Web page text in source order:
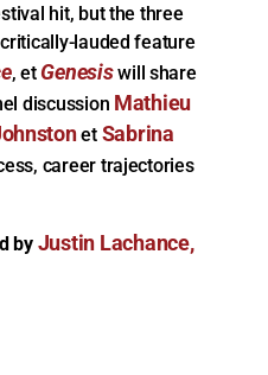
hit, but the three
lauded feature
, et Genesiswill share
discussion Mathieu
et Sabrina
career trajectories
by Justin Lachance,